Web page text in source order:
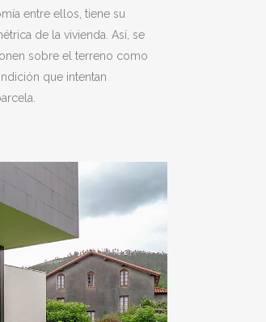
entre ellos, tiene su
de la vivienda. Así, se
sobre el terreno como
que intentan